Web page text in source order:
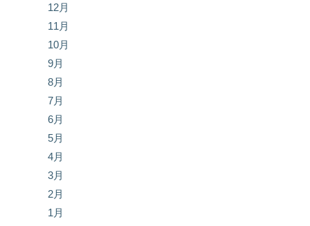
12月
11月
10月
9月
8月
7月
6月
5月
4月
3月
2月
1月